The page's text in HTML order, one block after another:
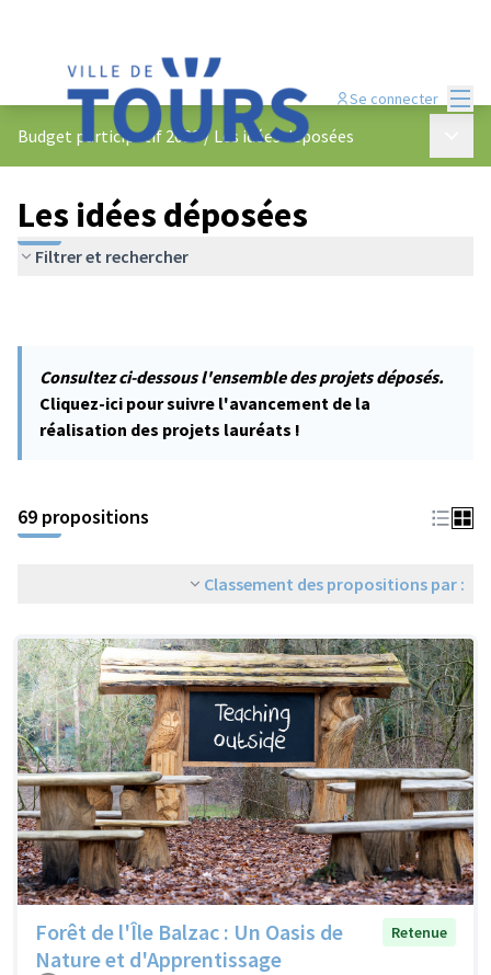
Se connecter
Budget participatif 2023/ Les idées déposées
Les idées déposées
Filtrer et rechercher
Consultez ci-dessous l'ensemble des projets déposés.
Cliquez-ici pour suivre l'avancement de la
réalisation des projets lauréats !
69 propositions
Classement des propositions par :
Forêt de l'Île Balzac : Un Oasis de
Nature et d'Apprentissage
Retenue